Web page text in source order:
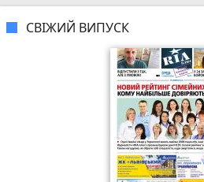
СВІЖИЙ ВИПУСК